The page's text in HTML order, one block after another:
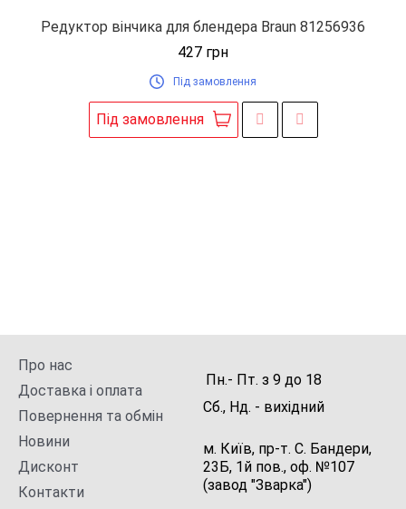
Редуктор вінчика для блендера Braun 81256936
427 грн
Під замовлення
Під замовлення
Про нас
Доставка і оплата
Повернення та обмін
Новини
Дисконт
Контакти
Пн.- Пт. з 9 до 18
Сб., Нд. - вихідний
м. Київ, пр-т. С. Бандери,
23Б, 1й пов., оф. №107
(завод "Зварка")